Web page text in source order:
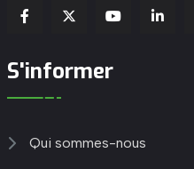
S'informer
Qui sommes-nous